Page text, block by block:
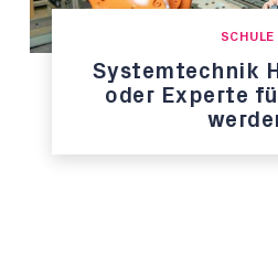
SCHULE
Systemtechnik
oder Experte